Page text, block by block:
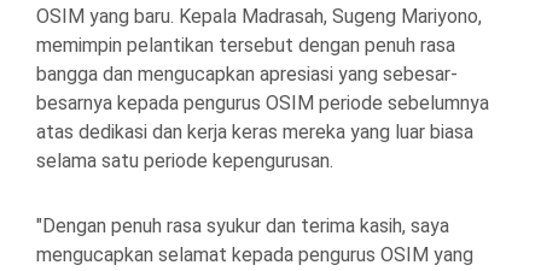
OSIM yang baru. Kepala Madrasah, Sugeng Mariyono,
memimpin pelantikan tersebut dengan penuh rasa
bangga dan mengucapkan apresiasi yang sebesar-
besarnya kepada pengurus OSIM periode sebelumnya
atas dedikasi dan kerja keras mereka yang luar biasa
selama satu periode kepengurusan.
"Dengan penuh rasa syukur dan terima kasih, saya
mengucapkan selamat kepada pengurus OSIM yang